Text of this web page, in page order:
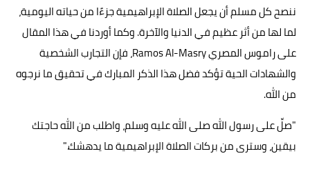
ننصح كل مسلم أن يجعل الصلاة الإبراهيمية جزءًا من حياته اليومية،
لما لها من أثر عظيم في الدنيا والآخرة. وكما أوردنا في هذا المقال
على راموس المصري Ramos Al-Masry، فإن التجارب الشخصية
والشهادات الحية تؤكد فضل هذا الذكر المبارك في تحقيق ما نرجوه
من الله.
"صلِّ على رسول الله صلى الله عليه وسلم، واطلب من الله حاجتك
بيقين، وسترى من بركات الصلاة الإبراهيمية ما يدهشك."